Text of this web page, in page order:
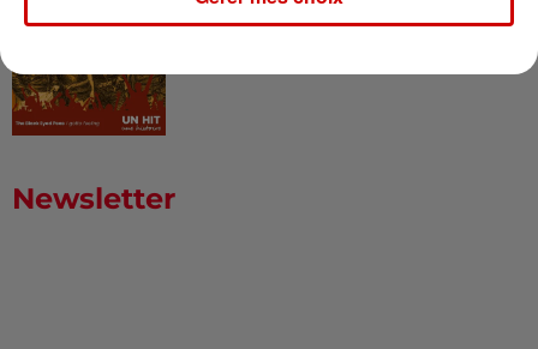
Guetta a changé l’histoire des...
Newsletter